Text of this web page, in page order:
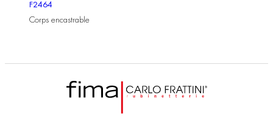
F2464
Corps encastrable